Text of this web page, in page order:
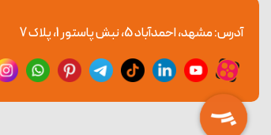
آدرس: مشهد، احمدآباد 5، نبش پاستور 1، پلاک 7